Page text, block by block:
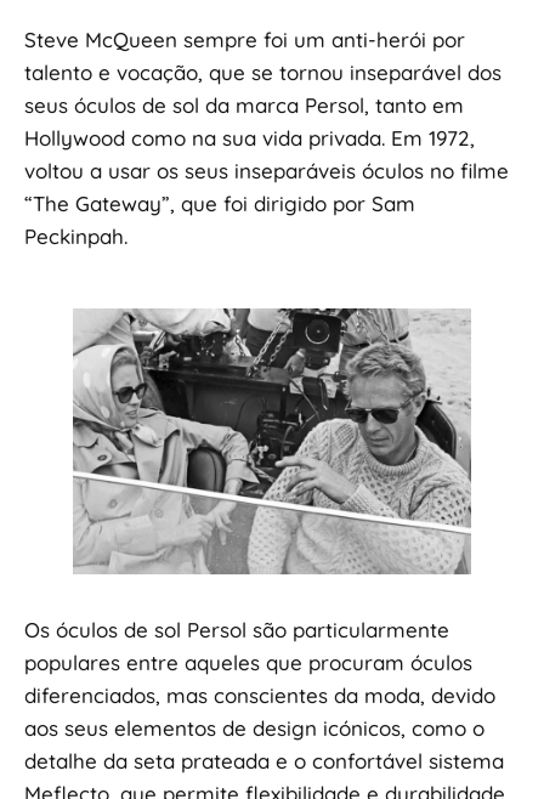
Steve McQueen sempre foi um anti-herói por
talento e vocação, que se tornou inseparável dos
seus óculos de sol da marca Persol, tanto em
Hollywood como na sua vida privada. Em 1972,
voltou a usar os seus inseparáveis óculos no filme
“The Gateway”, que foi dirigido por Sam
Peckinpah.
Os óculos de sol Persol são particularmente
populares entre aqueles que procuram óculos
diferenciados, mas conscientes da moda, devido
aos seus elementos de design icónicos, como o
detalhe da seta prateada e o confortável sistema
Meflecto, que permite flexibilidade e durabilidade